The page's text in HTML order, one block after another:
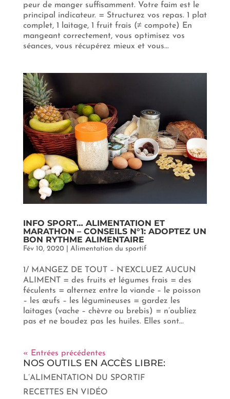
peur de manger suffisamment. Votre faim est le
principal indicateur. = Structurez vos repas. 1 plat
complet, 1 laitage, 1 fruit frais (≠ compote) En
mangeant correctement, vous optimisez vos
séances, vous récupérez mieux et vous...
INFO SPORT… ALIMENTATION ET
MARATHON – CONSEILS N°1: ADOPTEZ UN
BON RYTHME ALIMENTAIRE
Fév 10, 2020| Alimentation du sportif
1/ MANGEZ DE TOUT – N’EXCLUEZ AUCUN
ALIMENT = des fruits et légumes frais = des
féculents = alternez entre la viande – le poisson
– les œufs – les légumineuses = gardez les
laitages (vache – chèvre ou brebis) = n’oubliez
pas et ne boudez pas les huiles. Elles sont...
« Entrées précédentes
NOS OUTILS EN ACCÈS LIBRE:
L’ALIMENTATION DU SPORTIF
RECETTES EN VIDÉO